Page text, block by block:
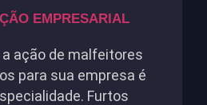
EMPRESARIAL
ação de malfeitores
para sua empresa é
Furtos